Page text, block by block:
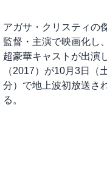
アガサ・クリスティの
監督・主演で映画化し
超豪華キャストが出演
（2017）が10月3日（
分）で地上波初放送さ
る。